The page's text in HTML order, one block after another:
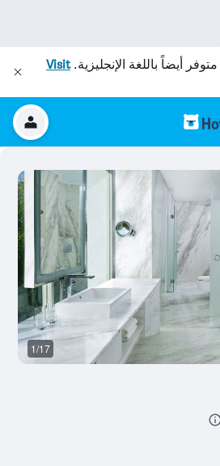
متوفر أيضاً باللغة الإنجليزية.Visit
1/17